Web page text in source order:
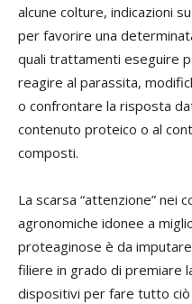
alcune colture, indicazioni
per favorire una
quali trattamenti eseguire
reagire al parassita,
o confrontare la risposta
contenuto proteico o al
composti.
La scarsa “attenzione” nei
agronomiche idonee a
proteaginose è da
filiere in grado di premiare
dispositivi per fare tutto ciò